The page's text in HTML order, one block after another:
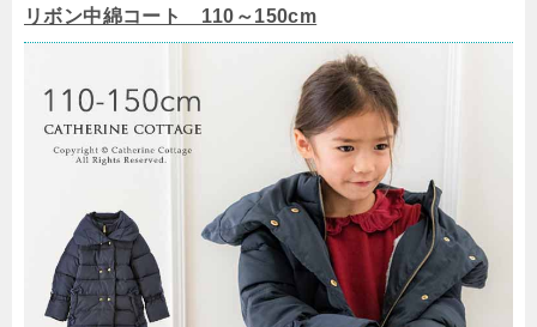
リボン中綿コート 110～150cm